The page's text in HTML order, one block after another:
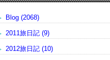
Blog (2068)
2011旅日記 (9)
2012旅日記 (10)